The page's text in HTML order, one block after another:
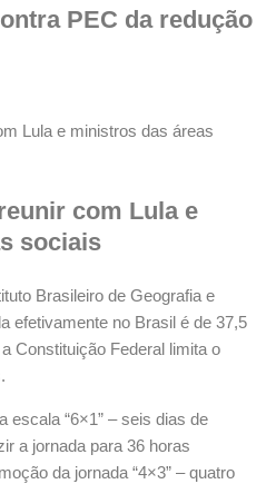
PEC da redução
com Lula e
sociais
Brasileiro de Geografia e
efetivamente no Brasil é de 37,5
Constituição Federal limita o
escala “6×1” – seis dias de
a jornada para 36 horas
da jornada “4×3” – quatro